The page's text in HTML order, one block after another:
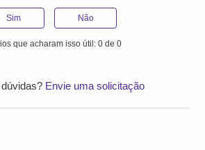
Sim Não
que acharam isso útil: 0 de 0
Envie uma solicitação